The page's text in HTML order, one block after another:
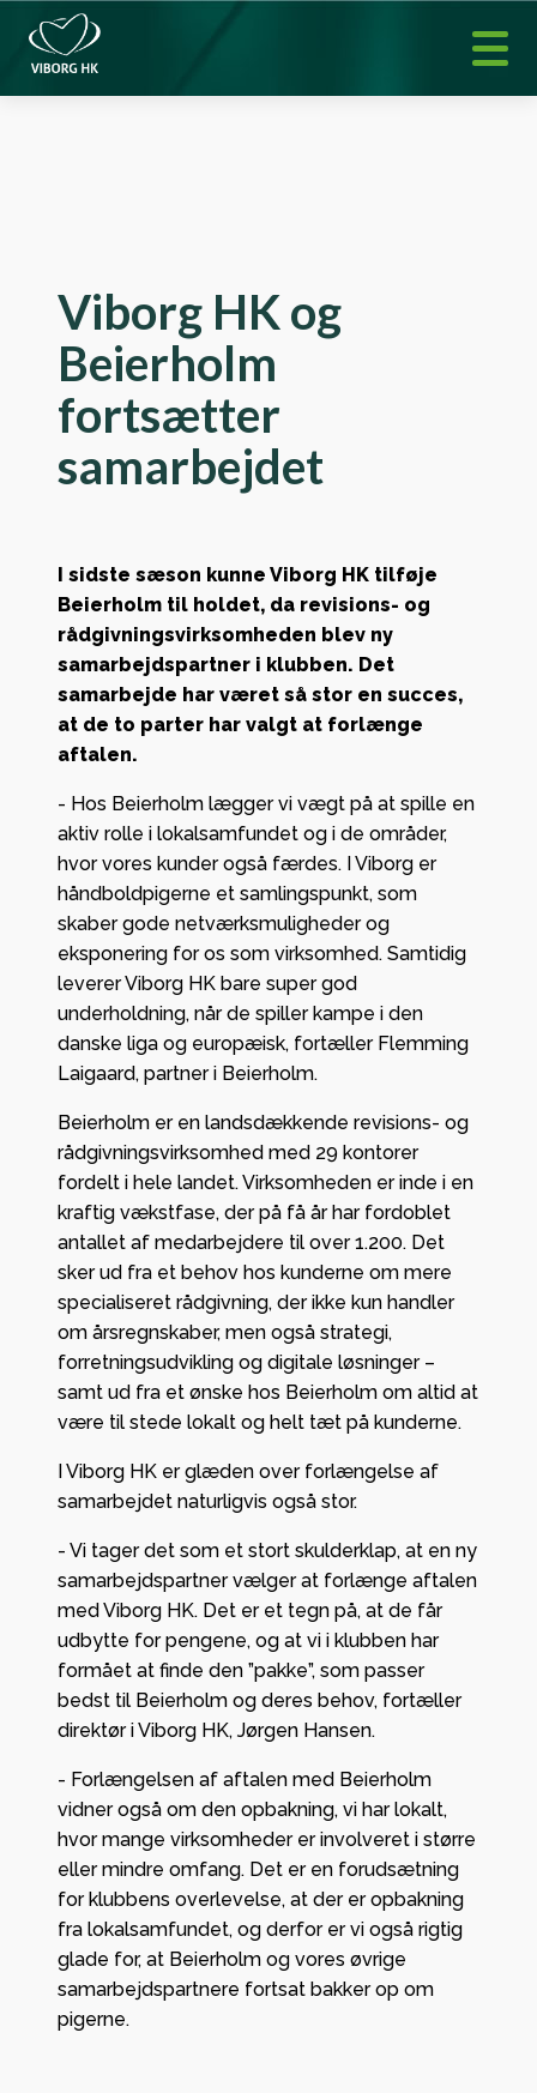
Viborg HK og
Beierholm
fortsætter
samarbejdet
I sidste sæson kunne Viborg HK tilføje
Beierholm til holdet, da revisions- og
rådgivningsvirksomheden blev ny
samarbejdspartner i klubben. Det
samarbejde har været så stor en succes,
at de to parter har valgt at forlænge
aftalen.
- Hos Beierholm lægger vi vægt på at spille en
aktiv rolle i lokalsamfundet og i de områder,
hvor vores kunder også færdes. I Viborg er
håndboldpigerne et samlingspunkt, som
skaber gode netværksmuligheder og
eksponering for os som virksomhed. Samtidig
leverer Viborg HK bare super god
underholdning, når de spiller kampe i den
danske liga og europæisk, fortæller Flemming
Laigaard, partner i Beierholm.
Beierholm er en landsdækkende revisions- og
rådgivningsvirksomhed med 29 kontorer
fordelt i hele landet. Virksomheden er inde i en
kraftig vækstfase, der på få år har fordoblet
antallet af medarbejdere til over 1.200. Det
sker ud fra et behov hos kunderne om mere
specialiseret rådgivning, der ikke kun handler
om årsregnskaber, men også strategi,
forretningsudvikling og digitale løsninger –
samt ud fra et ønske hos Beierholm om altid at
være til stede lokalt og helt tæt på kunderne.
I Viborg HK er glæden over forlængelse af
samarbejdet naturligvis også stor.
- Vi tager det som et stort skulderklap, at en ny
samarbejdspartner vælger at forlænge aftalen
med Viborg HK. Det er et tegn på, at de får
udbytte for pengene, og at vi i klubben har
formået at finde den ”pakke”, som passer
bedst til Beierholm og deres behov, fortæller
direktør i Viborg HK, Jørgen Hansen.
- Forlængelsen af aftalen med Beierholm
vidner også om den opbakning, vi har lokalt,
hvor mange virksomheder er involveret i større
eller mindre omfang. Det er en forudsætning
for klubbens overlevelse, at der er opbakning
fra lokalsamfundet, og derfor er vi også rigtig
glade for, at Beierholm og vores øvrige
samarbejdspartnere fortsat bakker op om
pigerne.